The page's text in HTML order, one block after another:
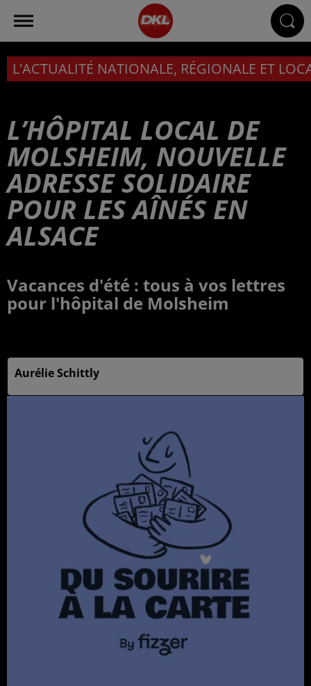
L'ACTUALITÉ NATIONALE, RÉGIONALE ET
L’HÔPITAL LOCAL DE
MOLSHEIM, NOUVELLE
ADRESSE SOLIDAIRE
POUR LES AÎNÉS EN
ALSACE
Vacances d'été : tous à vos lettres
pour l'hôpital de Molsheim
Aurélie Schittly